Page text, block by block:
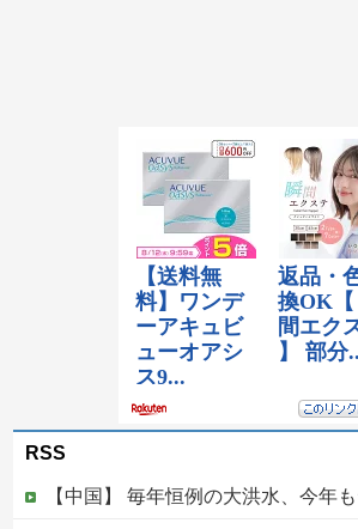
RSS
【中国】 毎年恒例の大洪水、今年もヤバい 湖北省秭帰県で山洪水が市街地を直